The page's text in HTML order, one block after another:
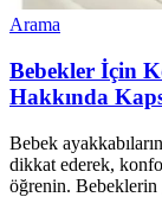
Arama
Bebekler İçin
Hakkında
Bebek
dikkat ederek,
öğrenin. Bebeklerin